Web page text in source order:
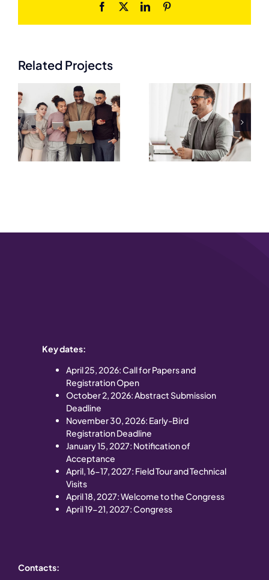
Facebook LinkedIn
Related Projects
Project
#4
Project
#3
Key dates:
April 25, 2026: Call for Papers and
Registration Open
October 2, 2026: Abstract Submission
Deadline
November 30, 2026: Early-Bird
Registration Deadline
January 15, 2027: Notification of
Acceptance
April, 16-17, 2027: Field Tour and Technical
Visits
April 18, 2027: Welcome to the Congress
April 19-21, 2027: Congress
Contacts: